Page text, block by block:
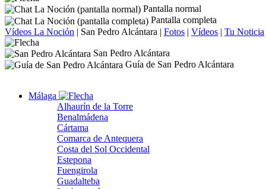
Pantalla normal
Pantalla completa
Vídeos La Noción | San Pedro Alcántara | Fotos | Vídeos | Tu Noticia
San Pedro Alcántara
Guía de San Pedro Alcántara
Málaga
Alhaurín de la Torre
Benalmádena
Cártama
Comarca de Antequera
Costa del Sol Occidental
Estepona
Fuengirola
Guadalteba